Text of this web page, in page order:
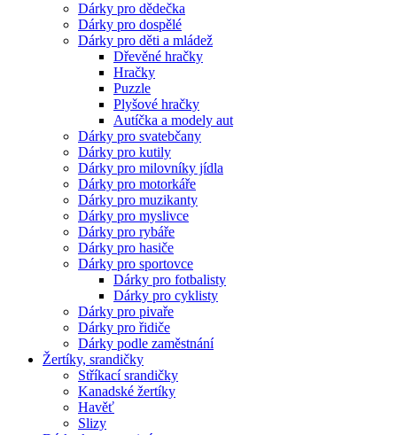
Dárky pro dědečka
Dárky pro dospělé
Dárky pro děti a mládež
Dřevěné hračky
Hračky
Puzzle
Plyšové hračky
Autíčka a modely aut
Dárky pro svatebčany
Dárky pro kutily
Dárky pro milovníky jídla
Dárky pro motorkáře
Dárky pro muzikanty
Dárky pro myslivce
Dárky pro rybáře
Dárky pro hasiče
Dárky pro sportovce
Dárky pro fotbalisty
Dárky pro cyklisty
Dárky pro pivaře
Dárky pro řidiče
Dárky podle zaměstnání
Žertíky, srandičky
Stříkací srandičky
Kanadské žertíky
Havěť
Slizy